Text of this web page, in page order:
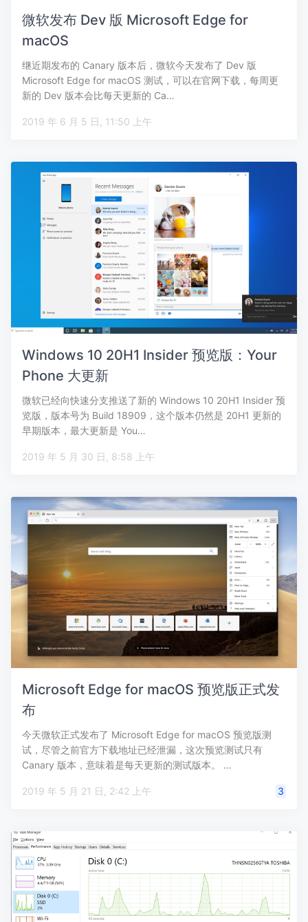
微软发布 Dev 版 Microsoft Edge for
macOS
继近期发布的 Canary 版本后，微软今天发布了 Dev 版
Microsoft Edge for macOS 测试，可以在官网下载，每周更
新的 Dev 版本会比每天更新的 Ca…
2019 年 6 月 5 日, 11:50 上午
Windows 10 20H1 Insider 预览版：Your
Phone 大更新
微软已经向快速分支推送了新的 Windows 10 20H1 Insider 预
览版，版本号为 Build 18909，这个版本仍然是 20H1 更新的
早期版本，最大更新是 You…
2019 年 5 月 30 日, 8:58 上午
Microsoft Edge for macOS 预览版正式发
布
今天微软正式发布了 Microsoft Edge for macOS 预览版测
试，尽管之前官方下载地址已经泄漏，这次预览测试只有
Canary 版本，意味着是每天更新的测试版本。 …
2019 年 5 月 21 日, 2:42 上午 3